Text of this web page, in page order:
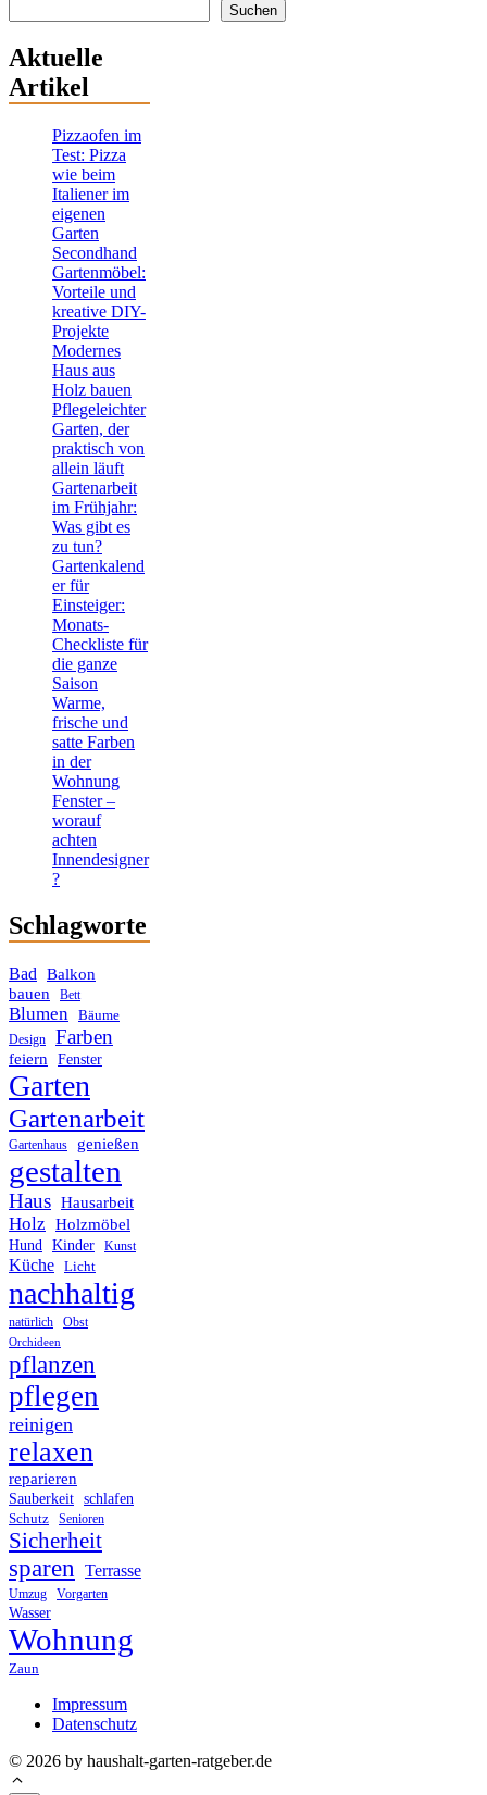
Suchen
Aktuelle
Artikel
Pizzaofen im
Test: Pizza
wie beim
Italiener im
eigenen
Garten
Secondhand
Gartenmöbel:
Vorteile und
kreative DIY-
Projekte
Modernes
Haus aus
Holz bauen
Pflegeleichter
Garten, der
praktisch von
allein läuft
Gartenarbeit
im Frühjahr:
Was gibt es
zu tun?
Gartenkalend
er für
Einsteiger:
Monats-
Checkliste für
die ganze
Saison
Warme,
frische und
satte Farben
in der
Wohnung
Fenster –
worauf
achten
Innendesigner
?
Schlagworte
Bad
Balkon
bauen
Bett
Blumen Bäume
Design Farben
feiern Fenster
Garten
Gartenarbeit
Gartenhaus genießen
gestalten
Haus Hausarbeit
Holz Holzmöbel
Hund Kinder Kunst
Küche Licht
nachhaltig
natürlich Obst
Orchideen
pflanzen
pflegen
reinigen
relaxen
reparieren
Sauberkeit schlafen
Schutz Senioren
Sicherheit
sparen Terrasse
Umzug Vorgarten
Wasser
Wohnung
Zaun
Impressum
Datenschutz
© 2026 by haushalt-garten-ratgeber.de